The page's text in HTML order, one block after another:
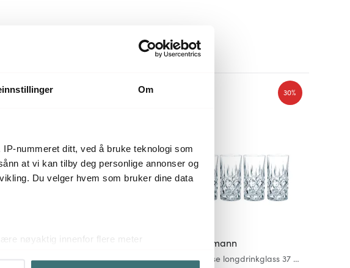
Om
nummeret ditt, ved å bruke teknologi som
at vi kan tilby deg personlige annonser og
Du velger hvem som bruker dine data
nøyaktig innenfor flere meter
Anders Petter
Stenfors kasserolle 2L matt
30%
Nachtmann
Noblesse longdrinkglass 37 cl
30%